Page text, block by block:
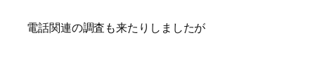
電話関連の調査も来たりしましたが